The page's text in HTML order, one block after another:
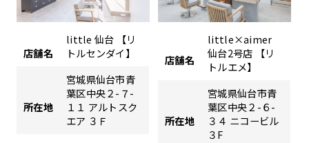
店舗名
little 仙台 【リ
トルセンダイ】
所在地
宮城県仙台市青
葉区中央２-７-
１１ アルトスク
エア ３Ｆ
店舗名
little×aimer
仙台2号店 【リ
トルエメ】
所在地
宮城県仙台市青
葉区中央２-６-
３４ ニコービル
３F